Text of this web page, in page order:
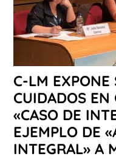
C-LM EXPONE
CUIDADOS EN
«CASO DE
EJEMPLO DE
INTEGRAL» A